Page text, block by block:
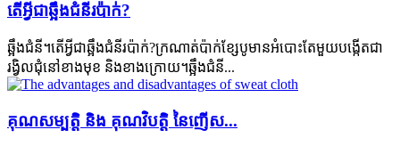
តើអ្វីជាឆ្អឹងជំនីរប៉ាក់?
ឆ្អឹងជំនី។តើអ្វីជាឆ្អឹងជំនីរប៉ាក់?ក្រណាត់ប៉ាក់ខ្សែបូមានអំបោះតែមួយបង្កើតជា
រង្វិលជុំនៅខាងមុខ និងខាងក្រោយ។ឆ្អឹងជំនី...
គុណសម្បត្តិ និង គុណវិបត្តិ នៃញើស...